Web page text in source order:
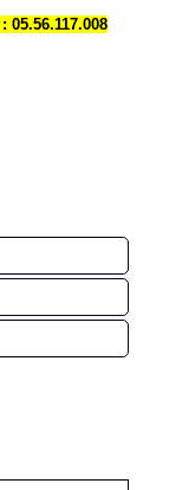
05.56.117.008